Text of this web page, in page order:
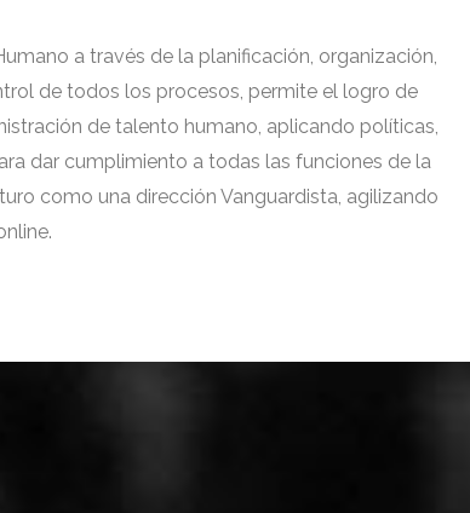
a través de la planificación, organización,
de todos los procesos, permite el logro de
de talento humano, aplicando políticas,
dar cumplimiento a todas las funciones de la
como una dirección Vanguardista, agilizando